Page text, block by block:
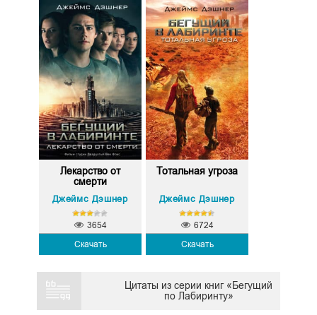
Лекарство от
смерти
Джеймс Дэшнер
Скачать
3654
Тотальная угроза
Джеймс Дэшнер
Скачать
6724
Цитаты из серии книг «Бегущий
по Лабиринту»